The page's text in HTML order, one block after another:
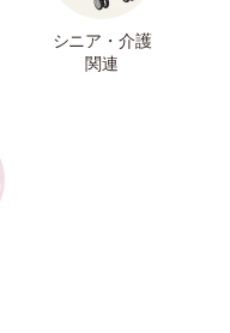
シニア・介護
関連